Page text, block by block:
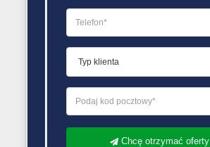
PORÓWNYWARKA OFERT GAZU
Chcę otrzymać oferty